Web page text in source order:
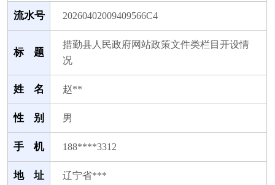
流水号 20260402009409566C4
标 题
措勤县人民政府网站政策文件类栏目开设情
况
姓 名 赵**
性 别 男
手 机 188****3312
地 址 辽宁省***